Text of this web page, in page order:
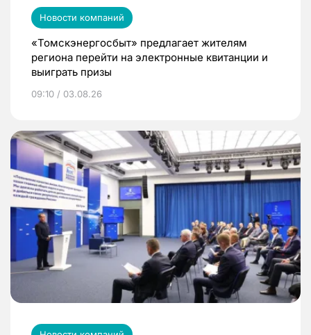
Новости компаний
«Томскэнергосбыт» предлагает жителям
региона перейти на электронные квитанции и
выиграть призы
09:10 / 03.08.26